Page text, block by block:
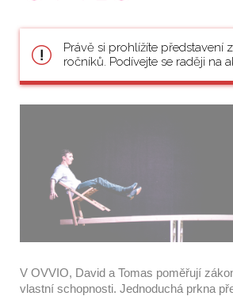
Právě si prohlížíte představení
ročníků. Podívejte se raději na
V OVVIO, David a Tomas poměřují
vlastní schopnosti. Jednoduchá prkna